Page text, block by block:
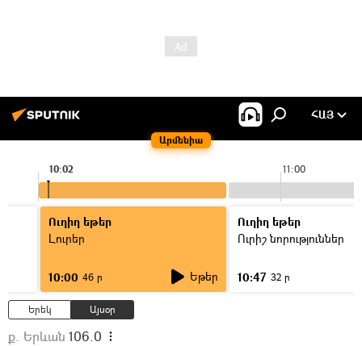
Արմենիա
ՀԱՅ
11:00
10:02
Ուղիղ եթեր
Լուրեր
10:00 46 ր Եթեր
Ուղիղ եթեր
Ուրիշ նորություններ
10:47 32 ր
Երեկ Այսօր
ք. Երևան 106.0